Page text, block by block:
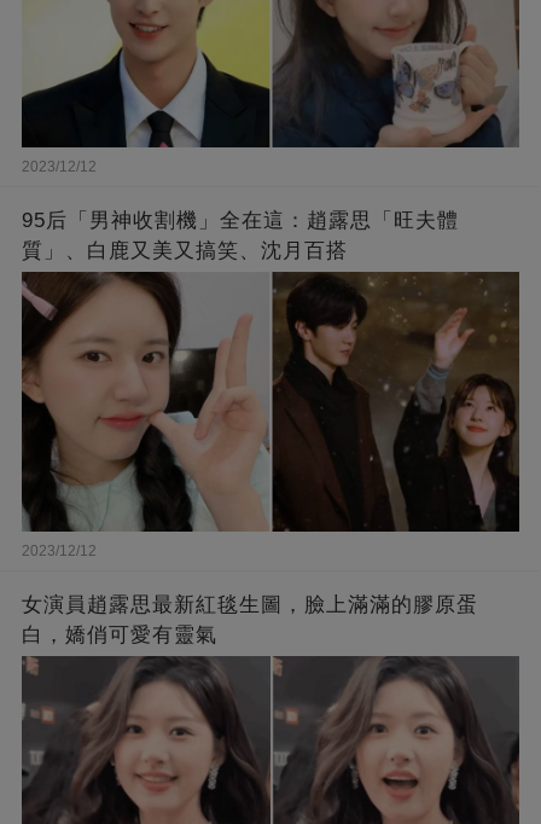
2023/12/12
95后「男神收割機」全在這：趙露思「旺夫體
質」、白鹿又美又搞笑、沈月百搭
2023/12/12
女演員趙露思最新紅毯生圖，臉上滿滿的膠原蛋
白，嬌俏可愛有靈氣